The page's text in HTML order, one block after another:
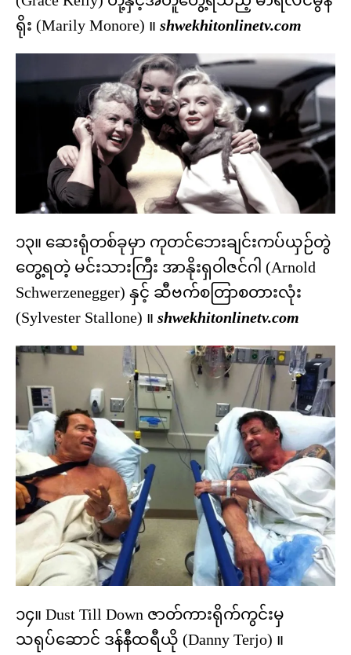
ရိုး (Marily Monore) ။ shwekhitonlinetv.com
၁၃။ ဆေးရုံတစ်ခုမှာ ကုတင်ဘေးချင်းကပ်ယှဉ်တွဲ
တွေ့ရတဲ့ မင်းသားကြီး အာနိုးရှဝါဇင်ဂါ (Arnold
Schwerzenegger) နှင့် ဆီဗက်စတြာစတားလုံး
(Sylvester Stallone) ။ shwekhitonlinetv.com
၁၄။ Dust Till Down ဇာတ်ကားရိုက်ကွင်းမှ
သရုပ်ဆောင် ဒန်နီထရီယို (Danny Terjo) ။